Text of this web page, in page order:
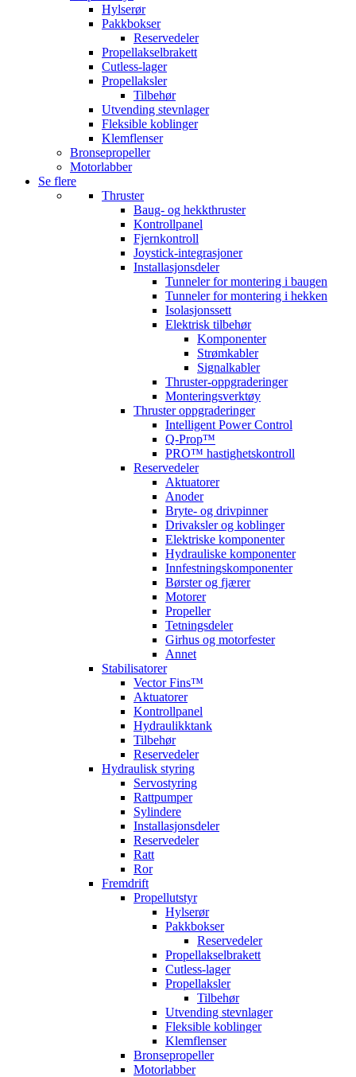
Hylserør
Pakkbokser
Reservedeler
Propellakselbrakett
Cutless-lager
Propellaksler
Tilbehør
Utvending stevnlager
Fleksible koblinger
Klemflenser
Bronsepropeller
Motorlabber
Se flere
Thruster
Baug- og hekkthruster
Kontrollpanel
Fjernkontroll
Joystick-integrasjoner
Installasjonsdeler
Tunneler for montering i baugen
Tunneler for montering i hekken
Isolasjonssett
Elektrisk tilbehør
Komponenter
Strømkabler
Signalkabler
Thruster-oppgraderinger
Monteringsverktøy
Thruster oppgraderinger
Intelligent Power Control
Q-Prop™
PRO™ hastighetskontroll
Reservedeler
Aktuatorer
Anoder
Bryte- og drivpinner
Drivaksler og koblinger
Elektriske komponenter
Hydrauliske komponenter
Innfestningskomponenter
Børster og fjærer
Motorer
Propeller
Tetningsdeler
Girhus og motorfester
Annet
Stabilisatorer
Vector Fins™
Aktuatorer
Kontrollpanel
Hydraulikktank
Tilbehør
Reservedeler
Hydraulisk styring
Servostyring
Rattpumper
Sylindere
Installasjonsdeler
Reservedeler
Ratt
Ror
Fremdrift
Propellutstyr
Hylserør
Pakkbokser
Reservedeler
Propellakselbrakett
Cutless-lager
Propellaksler
Tilbehør
Utvending stevnlager
Fleksible koblinger
Klemflenser
Bronsepropeller
Motorlabber